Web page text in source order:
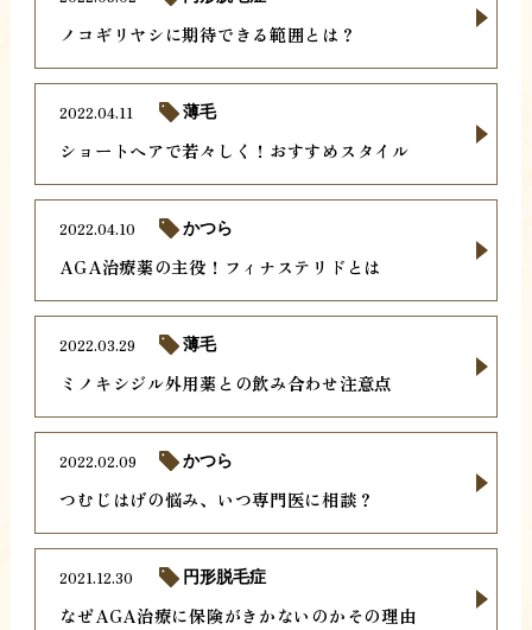
ノコギリヤシに期待できる範囲とは？
ショートヘアで若々しく！おすすめスタイル
2022.04.11 薄毛
AGA治療薬の主役！フィナステリドとは
2022.04.10 かつら
ミノキシジル外用薬との飲み合わせ注意点
2022.03.29 薄毛
つむじはげの悩み、いつ専門医に相談？
2022.02.09 かつら
なぜAGA治療に保険がきかないのかその理由
2021.12.30 円形脱毛症